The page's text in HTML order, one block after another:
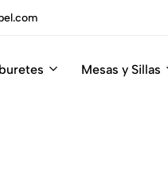
Mesas y Sillas